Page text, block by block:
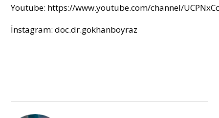
Youtube: https://www.youtube.com/channel/
İnstagram: doc.dr.gokhanboyraz